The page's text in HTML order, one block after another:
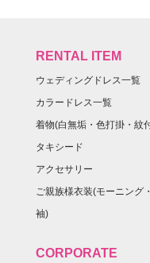
RENTAL ITEM
ウェディングドレス一覧
カラードレス一覧
着物(白無垢・色打掛・紋
タキシード
アクセサリー
ご親族様衣装(モーニング
袖)
CORPORATE